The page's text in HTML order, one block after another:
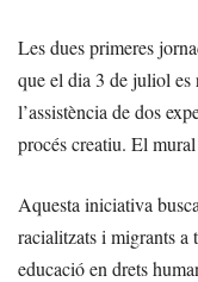
Les dues primeres
que el dia 3 de juliol
l’assistència de dos
procés creatiu. El
Aquesta iniciativa
racialitzats i migrants a
educació en drets